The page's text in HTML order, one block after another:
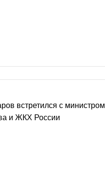
встретился с министром
и ЖКХ России